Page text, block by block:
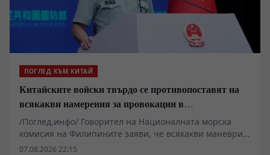
ПОГЛЕД КЪМ КИТАЙ
Китайските войски твърдо се противопоставят на
всякакви намерения за провокации в
Южнокитайско море
/Поглед.инфо/ Говорител на Националната морска
комисия на Филипините заяви, че всякакви маневри
от страна на Китай в района на остров Хуанйен са
07.08.2026 22:15